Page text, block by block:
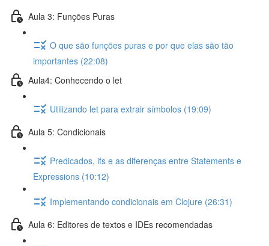
Aula 3: Funções Puras
O que são funções puras e por que elas são tão
importantes (22:08)
Aula4: Conhecendo o let
Utilizando let para extrair símbolos (19:09)
Aula 5: Condicionais
Predicados, ifs e as diferenças entre Statements e
Expressions (10:12)
Implementando condicionais em Clojure (26:31)
Aula 6: Editores de textos e IDEs recomendadas